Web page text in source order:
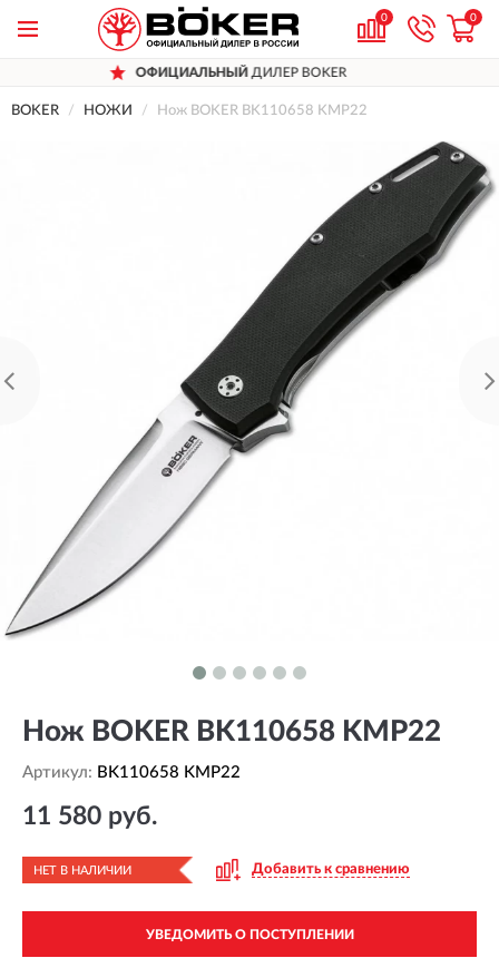
0 0
ОФИЦИАЛЬНЫЙДИЛЕР BOKER
BOKER НОЖИ Нож BOKER BK110658 KMP22
Нож BOKER BK110658 KMP22
Артикул: BK110658 KMP22
11 580 руб.
НЕТ В НАЛИЧИИ Добавить к сравнению
УВЕДОМИТЬ О ПОСТУПЛЕНИИ